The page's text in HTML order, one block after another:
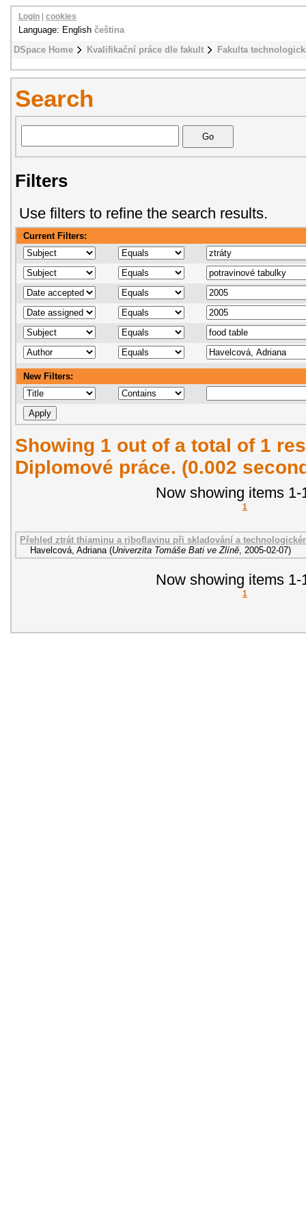
DSpace Home Kvalifikační práce dle fakult Fakulta
Login cookies
Language: English čeština
Search
Filters
Use filters to refine the search results.
Current Filters:
New Filters:
Showing 1 out of a total of 1
Diplomové práce. (0.002
Now showing items 1-
1
Přehled ztrát thiaminu a riboflavinu při skladování a
Havelcová, Adriana (Univerzita Tomáše Bati ve Zlíně, 2005-02-07)
Now showing items 1-
1